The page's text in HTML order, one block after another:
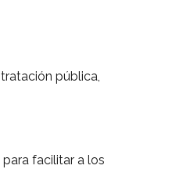
pública,
facilitar a los